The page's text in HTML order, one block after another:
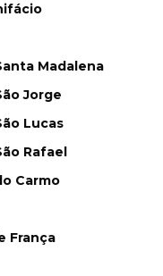
Madalena
Jorge
Lucas
Rafael
Carmo
França